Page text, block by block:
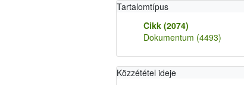
Tartalomtípus
Cikk (2074)
Dokumentum (4493)
Közzététel ideje